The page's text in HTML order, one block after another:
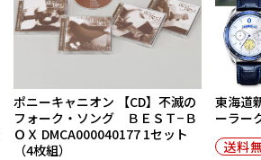
ポニーキャニオン 【CD】不滅の
フォーク・ソング ＢＥＳＴ−Ｂ
ＯＸ DMCA000040177 1セット
（4枚組）
東海道
ーラー
送料